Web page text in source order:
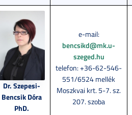
Dr. Szepesi-
Bencsik Dóra
PhD.
e-mail:
bencsikd@mk.u-
szeged.hu
telefon: +36-62-546-
551/6524 mellék
Moszkvai krt. 5-7. sz.
207. szoba